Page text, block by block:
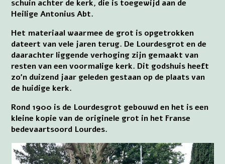
schuin achter de kerk, die is toegewijd aan de
Heilige Antonius Abt.
Het materiaal waarmee de grot is opgetrokken
dateert van vele jaren terug. De Lourdesgrot en de
daarachter liggende verhoging zijn gemaakt van
resten van een voormalige kerk. Dit godshuis heeft
zo’n duizend jaar geleden gestaan op de plaats van
de huidige kerk.
Rond 1900 is de Lourdesgrot gebouwd en het is een
kleine kopie van de originele grot in het Franse
bedevaartsoord Lourdes.